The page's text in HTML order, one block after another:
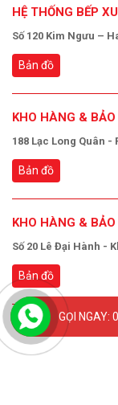
HỆ THỐNG BẾP
Số 120 Kim Ngưu –
Bản đồ
KHO HÀNG &
188 Lạc Long Quân -
Bản đồ
KHO HÀNG &
Số 20 Lê Đại Hành -
Bản đồ
GỌI NGAY: